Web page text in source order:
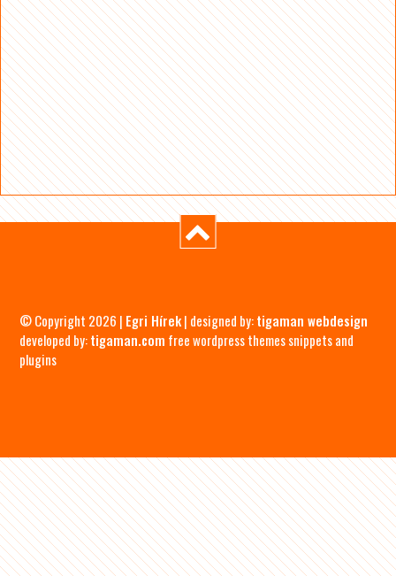
© Copyright 2026 | Egri Hírek| designed by:tigaman webdesign
developed by:tigaman.com free wordpress themes snippets and
plugins